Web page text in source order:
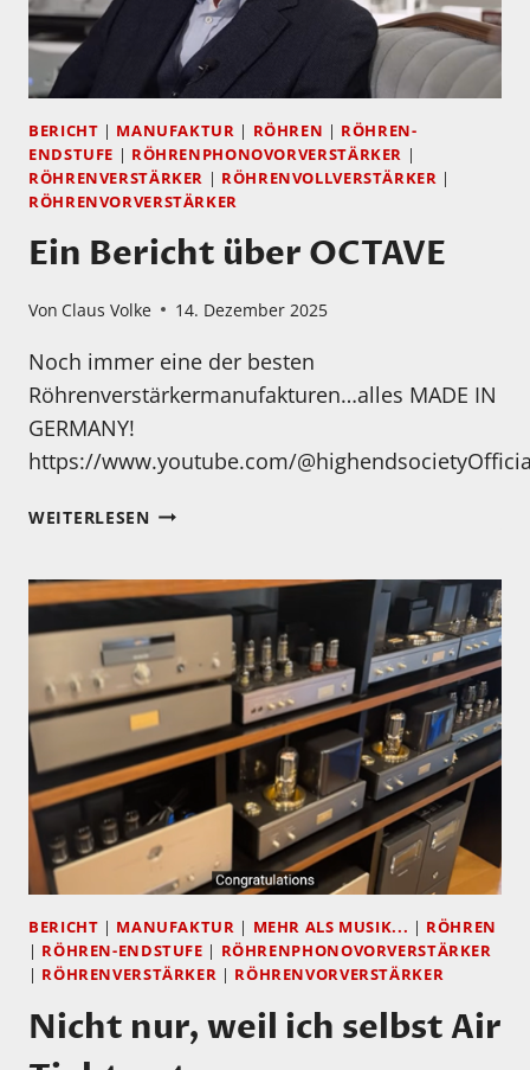
BERICHT | MANUFAKTUR | RÖHREN | RÖHREN-
ENDSTUFE | RÖHRENPHONOVORVERSTÄRKER |
RÖHRENVERSTÄRKER | RÖHRENVOLLVERSTÄRKER |
RÖHRENVORVERSTÄRKER
Ein Bericht über OCTAVE
Von Claus Volke 14. Dezember 2025
Noch immer eine der besten
Röhrenverstärkermanufakturen…alles MADE IN
GERMANY!
https://www.youtube.com/
WEITERLESENEIN
OCTAVE
BERICHT | MANUFAKTUR | MEHR ALS MUSIK... | RÖHREN
| RÖHREN-ENDSTUFE | RÖHRENPHONOVORVERSTÄRKER
| RÖHRENVERSTÄRKER | RÖHRENVORVERSTÄRKER
Nicht nur, weil ich selbst Air